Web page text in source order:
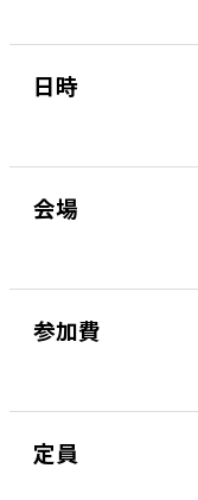
日時
会場
参加費
定員